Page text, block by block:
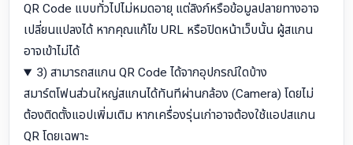
QR Code แบบทั่วไปไม่หมดอายุ แต่ลิงก์หรือข้อมูลปลายทางอาจ
เปลี่ยนแปลงได้ หากคุณแก้ไข URL หรือปิดหน้าเว็บนั้น ผู้สแกน
อาจเข้าไม่ได้
3) สามารถสแกน QR Code ได้จากอุปกรณ์ใดบ้าง
สมาร์ตโฟนส่วนใหญ่สแกนได้ทันทีผ่านกล้อง (Camera) โดยไม่
ต้องติดตั้งแอปเพิ่มเติม หากเครื่องรุ่นเก่าอาจต้องใช้แอปสแกน
QR โดยเฉพาะ